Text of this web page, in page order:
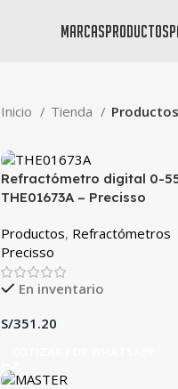
marcasproductos
Inicio Tienda
Refractómetro digital 0-
THE01673A – Precisso
Productos, Refractómetros
Precisso
En inventario
S/